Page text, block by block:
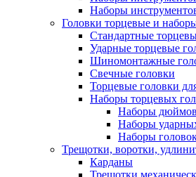
Наборы
Головки торцевые и
Стандартные
Ударные торцевые
Шиномонтажные
Свечные головки
Торцевые головки
Наборы торцевых
Наборы
Наборы
Наборы
Трещотки, воротки,
Карданы
Трещотки